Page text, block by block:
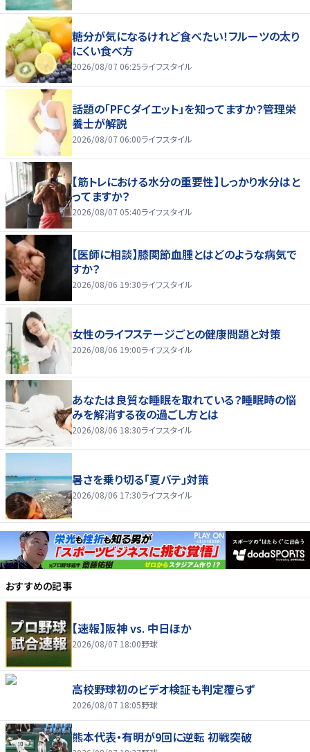
糖分が気になるけれど食べたい！フルーツの太り
にくい食べ方
2026/08/07 06:25ライフスタイル
話題の「PFCダイエット」を知ってますか？管理栄
養士が解説
2026/08/07 06:00ライフスタイル
【筋トレにおける水分の重要性】しっかり水分はと
ってますか？
2026/08/07 05:40ライフスタイル
【医師に相談】膝関節血腫とはどのような病気で
すか？
2026/08/06 19:30ライフスタイル
女性のライフステージごとの健康問題と対策
2026/08/06 19:00ライフスタイル
あなたは良質な睡眠を取れている？睡眠時の悩
みを解消する夜の過ごし方とは
2026/08/06 18:30ライフスタイル
暑さを乗り切る「夏バテ」対策
2026/08/06 17:30ライフスタイル
おすすめの記事
【速報】阪神 vs. 中日ほか
2026/08/07 18:00野球
高校野球初のビデオ検証も判定覆らず
2026/08/07 18:05野球
熊本代表・有明が9回に逆転 初戦突破